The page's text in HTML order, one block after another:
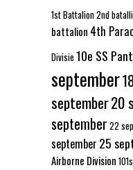
1st Battalion2nd
battalion 4th
Divisie 10e SS
september
september20
september 22
september 25
Airborne Division